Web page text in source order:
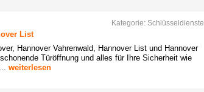
Kategorie: Schlüsseldienste
List
Hannover Vahrenwald, Hannover List und Hannover
Türöffnung und alles für Ihre Sicherheit wie
weiterlesen